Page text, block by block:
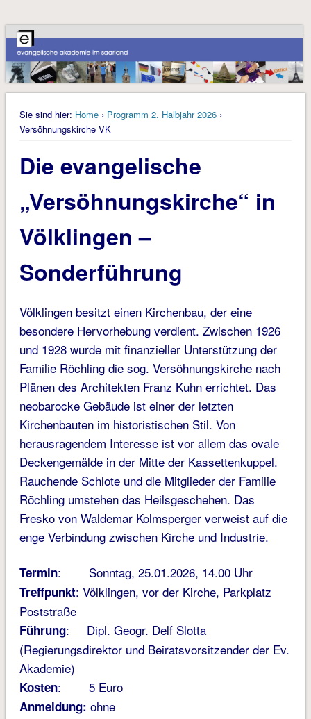
Sie sind hier: Home› Programm 2. Halbjahr 2026›
Versöhnungskirche VK
Die evangelische
„Versöhnungskirche“ in
Völklingen –
Sonderführung
Völklingen besitzt einen Kirchenbau, der eine
besondere Hervorhebung verdient. Zwischen 1926
und 1928 wurde mit finanzieller Unterstützung der
Familie Röchling die sog. Versöhnungskirche nach
Plänen des Architekten Franz Kuhn errichtet. Das
neobarocke Gebäude ist einer der letzten
Kirchenbauten im historistischen Stil. Von
herausragendem Interesse ist vor allem das ovale
Deckengemälde in der Mitte der Kassettenkuppel.
Rauchende Schlote und die Mitglieder der Familie
Röchling umstehen das Heilsgeschehen. Das
Fresko von Waldemar Kolmsperger verweist auf die
enge Verbindung zwischen Kirche und Industrie.
Termin: Sonntag, 25.01.2026, 14.00 Uhr
Treffpunkt: Völklingen, vor der Kirche, Parkplatz
Poststraße
Führung: Dipl. Geogr. Delf Slotta
(Regierungsdirektor und Beiratsvorsitzender der Ev.
Akademie)
Kosten: 5 Euro
Anmeldung: ohne